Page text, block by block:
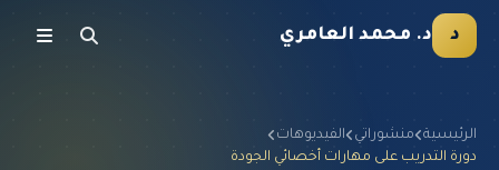
د د. محمد العامري
الرئيسية منشوراتي
الفيديوهات
دورة التدريب على مهارات أخصائي الجودة